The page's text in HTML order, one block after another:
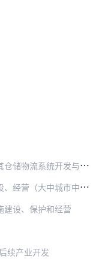
物流系统开发与制造
（大中城市中方控股）
建设、保护和经营
续产业开发